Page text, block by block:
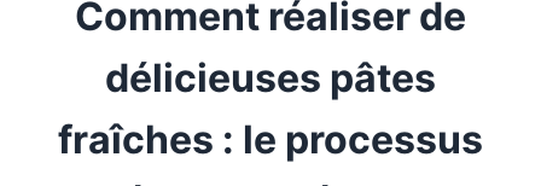
Comment réaliser de
délicieuses pâtes
fraîches : le processus